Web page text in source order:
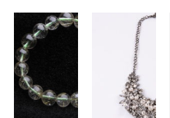
中，如何为
爱挑选？婚
庆主题馆揭
秘选宝秘诀
四届消博会
展现绿色低
碳消费新风
尚